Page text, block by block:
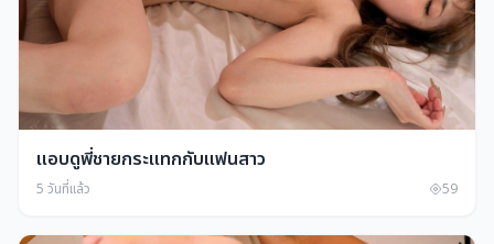
แอบดูพี่ชายกระแทกกับแฟนสาว
5 วันที่แล้ว 59